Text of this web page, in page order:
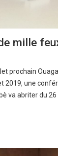
mille
prochain
2019, une
va abriter du 26